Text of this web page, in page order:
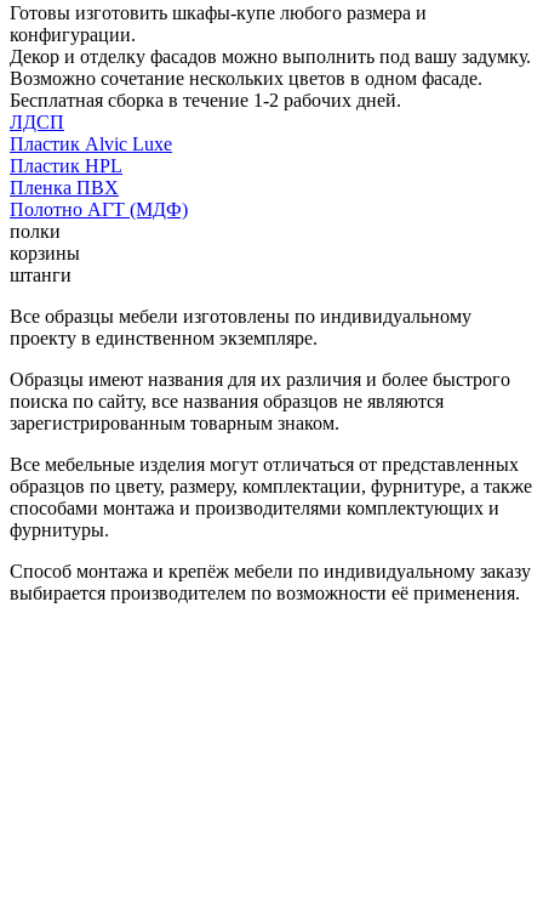
Готовы изготовить шкафы-купе любого размера и
конфигурации.
Декор и отделку фасадов можно выполнить под вашу задумку.
Возможно сочетание нескольких цветов в одном фасаде.
Бесплатная сборка в течение 1-2 рабочих дней.
ЛДСП
Пластик Alvic Luxe
Пластик HPL
Пленка ПВХ
Полотно АГТ (МДФ)
полки
корзины
штанги
Все образцы мебели изготовлены по индивидуальному
проекту в единственном экземпляре.
Образцы имеют названия для их различия и более быстрого
поиска по сайту, все названия образцов не являются
зарегистрированным товарным знаком.
Все мебельные изделия могут отличаться от представленных
образцов по цвету, размеру, комплектации, фурнитуре, а также
способами монтажа и производителями комплектующих и
фурнитуры.
Способ монтажа и крепёж мебели по индивидуальному заказу
выбирается производителем по возможности её применения.